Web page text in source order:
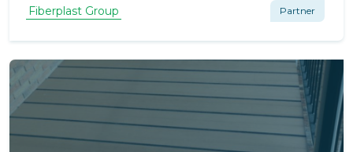
zijn bijzonder kleurvast.
Fiberplast Group Partner